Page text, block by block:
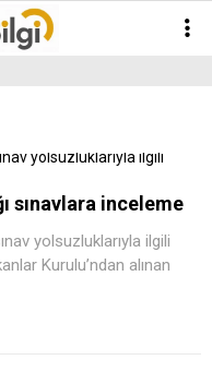
sınavlara inceleme
yolsuzluklarıyla ilgili
Kurulu’ndan alınan